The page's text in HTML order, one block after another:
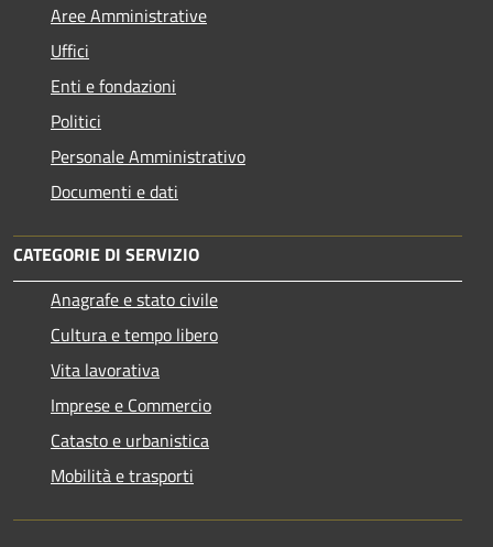
Aree Amministrative
Uffici
Enti e fondazioni
Politici
Personale Amministrativo
Documenti e dati
CATEGORIE DI SERVIZIO
Anagrafe e stato civile
Cultura e tempo libero
Vita lavorativa
Imprese e Commercio
Catasto e urbanistica
Mobilità e trasporti